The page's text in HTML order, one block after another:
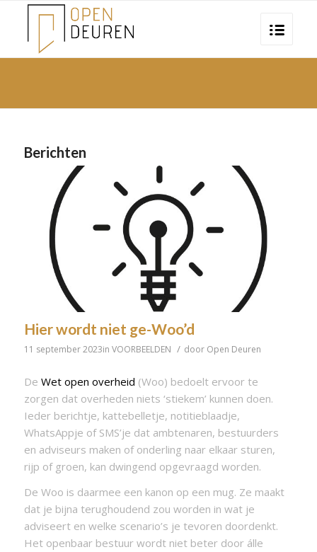
Berichten
Hier wordt niet ge-Woo’d
11 september 2023in VOORBEELDEN / door Open Deuren
De Wet open overheid (Woo) bedoelt ervoor te
zorgen dat overheden niets ‘stiekem’ kunnen doen.
Ieder berichtje, kattebelletje, notitieblaadje,
WhatsAppje of SMS’je dat ambtenaren, bestuurders
en adviseurs maken of onderling naar elkaar sturen,
rijp of groen, kan dwingend opgevraagd worden.
De Woo is daarmee een kanon op een mug. Ze maakt
dat je bijna terughoudend zou worden in wat je
adviseert en welke scenario’s je tevoren doordenkt.
Het openbaar bestuur wordt niet beter door álle